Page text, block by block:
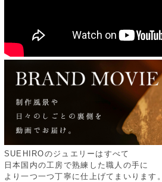
SUEHIROのジュエリーはすべて
日本国内の工房で熟練した職人の手に
より一つ一つ丁寧に仕上げてまいります。